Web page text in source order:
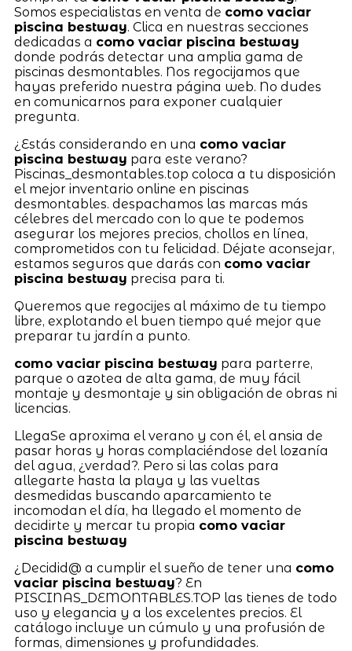
Somos especialistas en venta de como vaciar
piscina bestway. Clica en nuestras secciones
dedicadas a como vaciar piscina bestway
donde podrás detectar una amplia gama de
piscinas desmontables. Nos regocijamos que
hayas preferido nuestra página web. No dudes
en comunicarnos para exponer cualquier
pregunta.
¿Estás considerando en una como vaciar
piscina bestway para este verano?
Piscinas_desmontables.top coloca a tu disposición
el mejor inventario online en piscinas
desmontables. despachamos las marcas más
célebres del mercado con lo que te podemos
asegurar los mejores precios, chollos en línea,
comprometidos con tu felicidad. Déjate aconsejar,
estamos seguros que darás con como vaciar
piscina bestway precisa para ti.
Queremos que regocijes al máximo de tu tiempo
libre, explotando el buen tiempo qué mejor que
preparar tu jardín a punto.
como vaciar piscina bestway para parterre,
parque o azotea de alta gama, de muy fácil
montaje y desmontaje y sin obligación de obras ni
licencias.
LlegaSe aproxima el verano y con él, el ansia de
pasar horas y horas complaciéndose del lozanía
del agua, ¿verdad?. Pero si las colas para
allegarte hasta la playa y las vueltas
desmedidas buscando aparcamiento te
incomodan el día, ha llegado el momento de
decidirte y mercar tu propia como vaciar
piscina bestway
¿Decidid@ a cumplir el sueño de tener una como
vaciar piscina bestway? En
PISCINAS_DEMONTABLES.TOP las tienes de todo
uso y elegancia y a los excelentes precios. El
catálogo incluye un cúmulo y una profusión de
formas, dimensiones y profundidades.